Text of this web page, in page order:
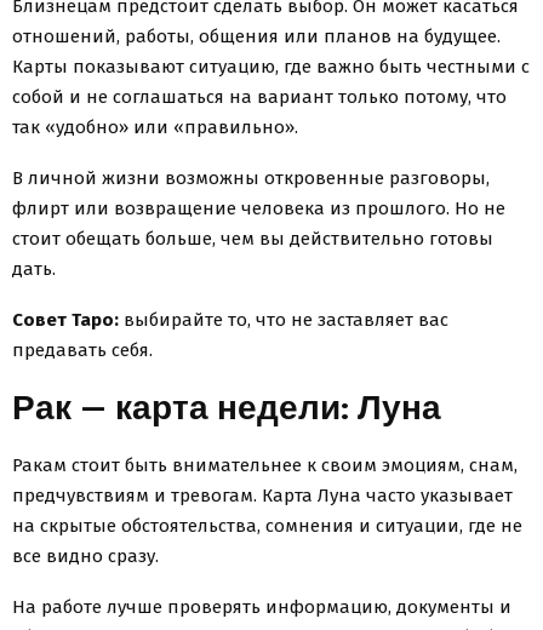
Близнецам предстоит сделать выбор. Он может касаться
отношений, работы, общения или планов на будущее.
Карты показывают ситуацию, где важно быть честными с
собой и не соглашаться на вариант только потому, что
так «удобно» или «правильно».
В личной жизни возможны откровенные разговоры,
флирт или возвращение человека из прошлого. Но не
стоит обещать больше, чем вы действительно готовы
дать.
Совет Таро: выбирайте то, что не заставляет вас
предавать себя.
Рак — карта недели: Луна
Ракам стоит быть внимательнее к своим эмоциям, снам,
предчувствиям и тревогам. Карта Луна часто указывает
на скрытые обстоятельства, сомнения и ситуации, где не
все видно сразу.
На работе лучше проверять информацию, документы и